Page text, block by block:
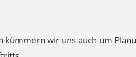
kümmern wir uns auch um